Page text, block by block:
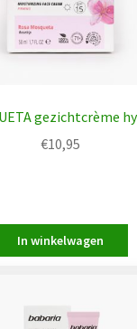
gezichtcrème
€10,95